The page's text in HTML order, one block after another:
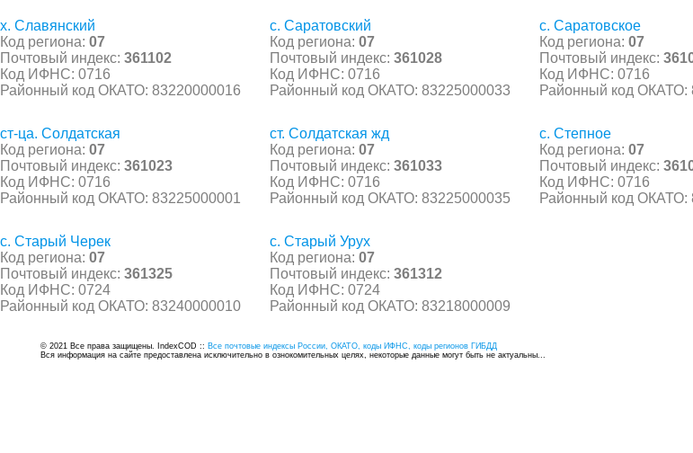
х. Славянский
Код региона: 07
Почтовый индекс: 361102
Код ИФНС: 0716
Районный код ОКАТО: 83220000016
с. Саратовский
Код региона: 07
Почтовый индекс: 361028
Код ИФНС: 0716
Районный код ОКАТО: 83225000033
с. Саратовское
Код региона: 07
Почтовый индекс:
Код ИФНС: 0716
Районный код ОКАТО:
ст-ца. Солдатская
Код региона: 07
Почтовый индекс: 361023
Код ИФНС: 0716
Районный код ОКАТО: 83225000001
ст. Солдатская жд
Код региона: 07
Почтовый индекс: 361033
Код ИФНС: 0716
Районный код ОКАТО: 83225000035
с. Степное
Код региона: 07
Почтовый индекс:
Код ИФНС: 0716
Районный код ОКАТО:
с. Старый Черек
Код региона: 07
Почтовый индекс: 361325
Код ИФНС: 0724
Районный код ОКАТО: 83240000010
с. Старый Урух
Код региона: 07
Почтовый индекс: 361312
Код ИФНС: 0724
Районный код ОКАТО: 83218000009
© 2021 Все права защищены. IndexCOD :: Все почтовые индексы России, ОКАТО, коды ИФНС, коды регионов ГИБДД
Вся информация на сайте предоставлена исключительно в ознокомительных целях, некоторые данные могут быть не актуальны...